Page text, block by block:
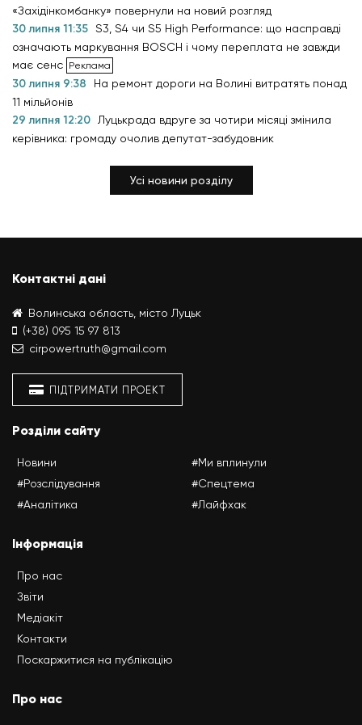
«Західінкомбанку» повернули на новий розгляд
30 липня 11:35 S3, S4 чи S5 High Performance: що насправді
означають маркування BOSCH і чому переплата не завжди
має сенс
30 липня 9:38
На ремонт дороги на Волині витратять понад
11 мільйонів
29 липня 12:20
Луцькрада вдруге за чотири місяці змінила
керівника: громаду очолив депутат-забудовник
Усі новини розділу
Контактні дані
Волинська область, місто Луцьк
(+38) 095 15 97 813
cirpowertruth@gmail.com
ПІДТРИМАТИ ПРОЕКТ
Розділи сайту
Новини
#Розслідування
#Аналітика
#Ми вплинули
#Спецтема
#Лайфхак
Інформація
Про нас
Звіти
Медіакіт
Контакти
Поскаржитися на публікацію
Про нас